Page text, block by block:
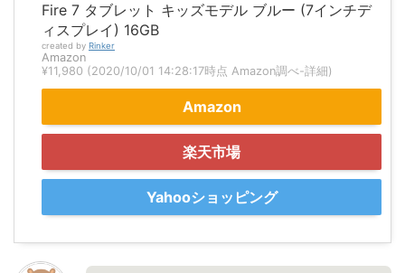
Fire 7 タブレット キッズモデル ブルー (7インチデ
ィスプレイ) 16GB
created by Rinker
Amazon
¥11,980 (2020/10/01 14:28:17時点 Amazon調べ-詳細)
Amazon
楽天市場
Yahooショッピング